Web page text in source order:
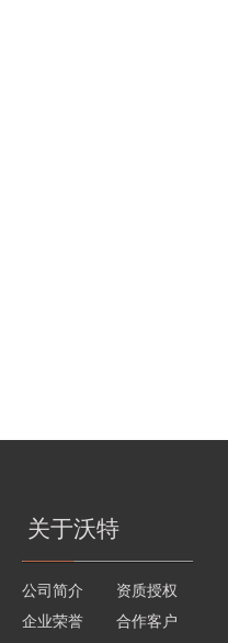
关于沃特
公司简介
资质授权
企业荣誉
合作客户